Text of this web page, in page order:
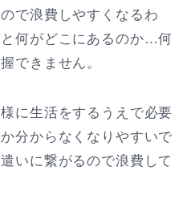
で浪費しやすくなるわ
何がどこにあるのか…何
できません。
に生活をするうえで必要
分からなくなりやすいで
いに繋がるので浪費して